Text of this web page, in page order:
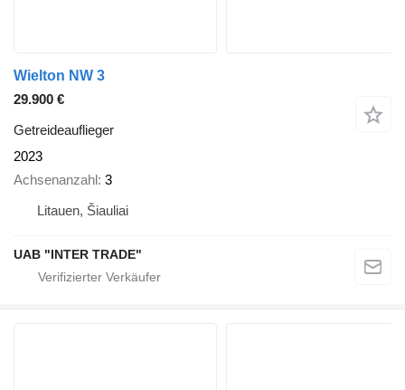
Wielton NW 3
29.900 €
Getreideauflieger
2023
Achsenanzahl 3
Litauen, Šiauliai
UAB "INTER TRADE"